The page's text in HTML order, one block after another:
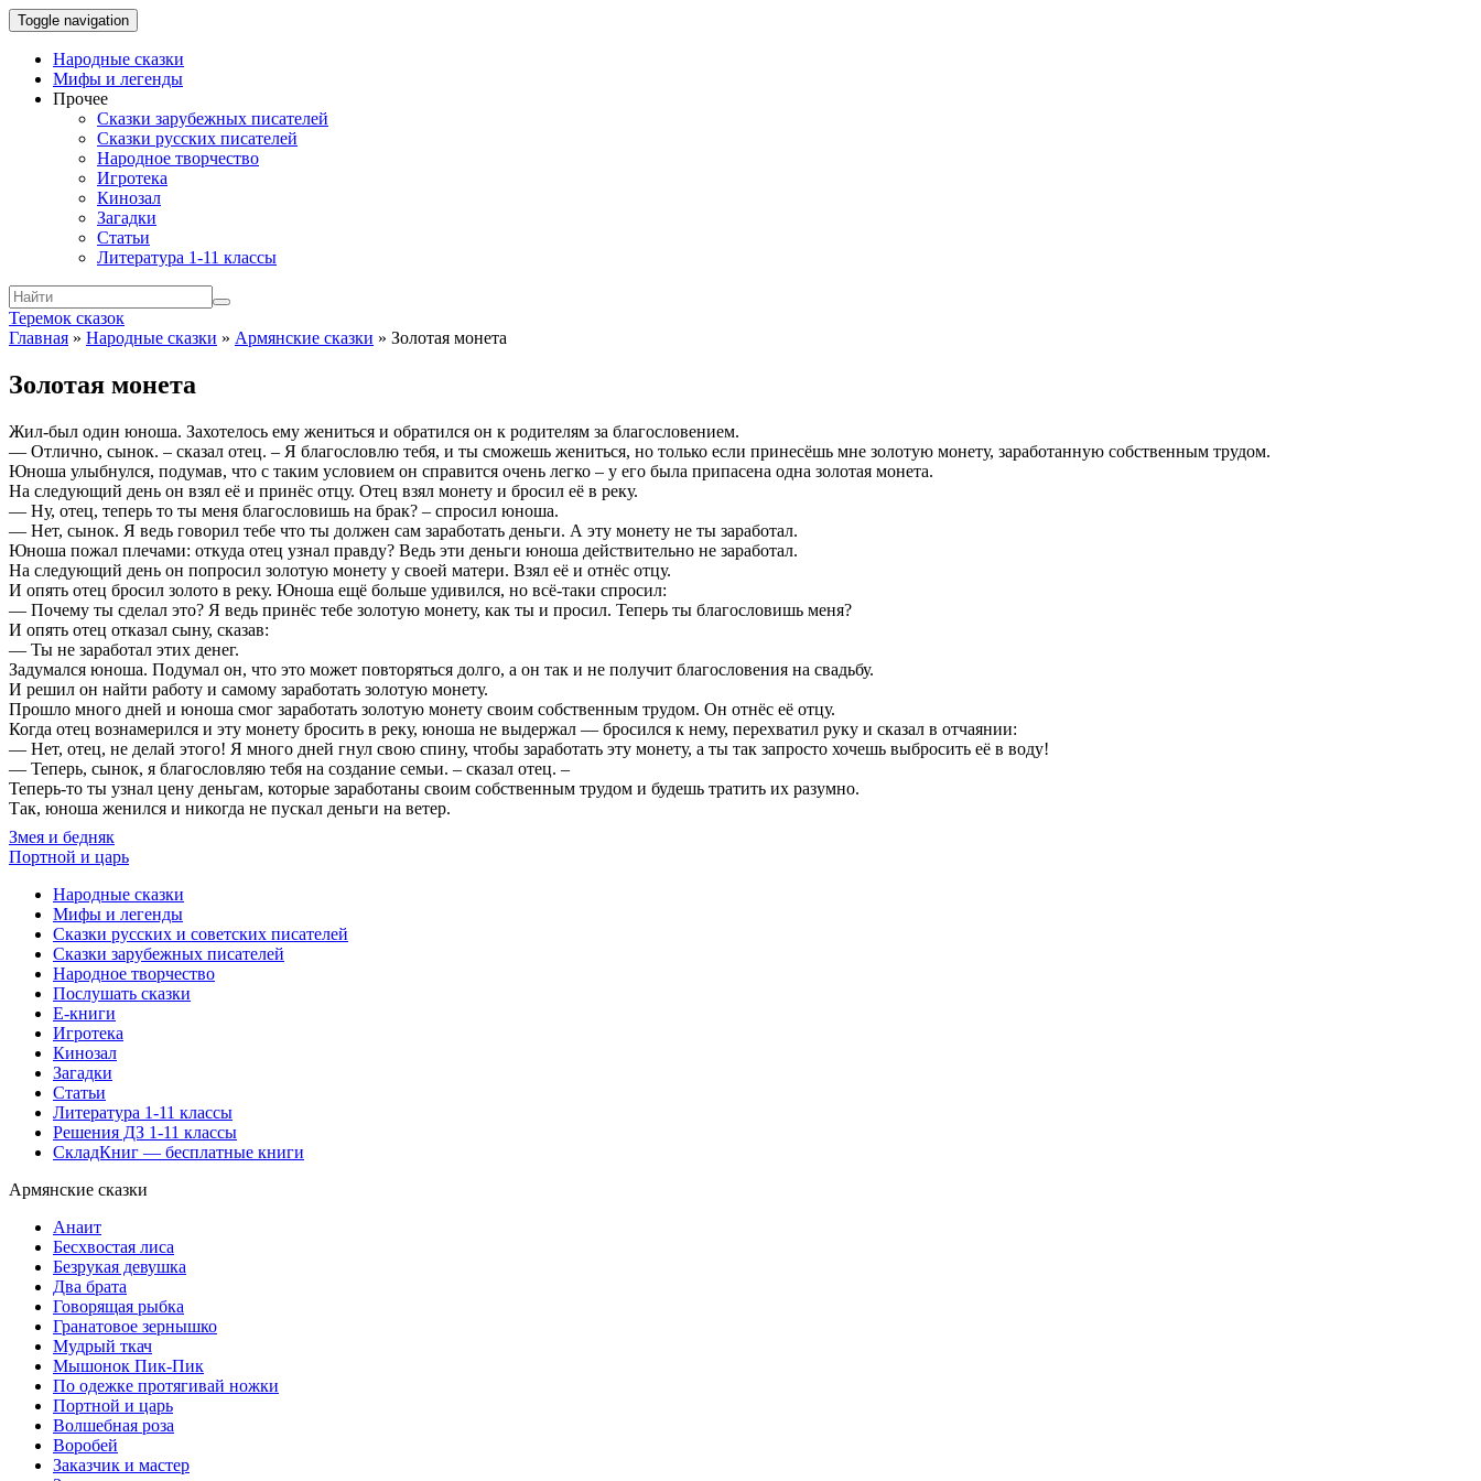
Toggle navigation
Народные сказки
Мифы и легенды
Прочее
Сказки зарубежных писателей
Сказки русских писателей
Народное творчество
Игротека
Кинозал
Загадки
Статьи
Литература 1-11 классы
Теремок сказок
Главная » Народные сказки » Армянские сказки » Золотая монета
Золотая монета
Жил-был один юноша. Захотелось ему жениться и обратился он к родителям за благословением.
— Отлично, сынок. – сказал отец. – Я благословлю тебя, и ты сможешь жениться, но только если принесёшь мне золотую монету, заработанную собственным трудом.
Юноша улыбнулся, подумав, что с таким условием он справится очень легко – у его была припасена одна золотая монета.
На следующий день он взял её и принёс отцу. Отец взял монету и бросил её в реку.
— Ну, отец, теперь то ты меня благословишь на брак? – спросил юноша.
— Нет, сынок. Я ведь говорил тебе что ты должен сам заработать деньги. А эту монету не ты заработал.
Юноша пожал плечами: откуда отец узнал правду? Ведь эти деньги юноша действительно не заработал.
На следующий день он попросил золотую монету у своей матери. Взял её и отнёс отцу.
И опять отец бросил золото в реку. Юноша ещё больше удивился, но всё-таки спросил:
— Почему ты сделал это? Я ведь принёс тебе золотую монету, как ты и просил. Теперь ты благословишь меня?
И опять отец отказал сыну, сказав:
— Ты не заработал этих денег.
Задумался юноша. Подумал он, что это может повторяться долго, а он так и не получит благословения на свадьбу.
И решил он найти работу и самому заработать золотую монету.
Прошло много дней и юноша смог заработать золотую монету своим собственным трудом. Он отнёс её отцу.
Когда отец вознамерился и эту монету бросить в реку, юноша не выдержал — бросился к нему, перехватил руку и сказал в отчаянии:
— Нет, отец, не делай этого! Я много дней гнул свою спину, чтобы заработать эту монету, а ты так запросто хочешь выбросить её в воду!
— Теперь, сынок, я благословляю тебя на создание семьи. – сказал отец. –
Теперь-то ты узнал цену деньгам, которые заработаны своим собственным трудом и будешь тратить их разумно.
Так, юноша женился и никогда не пускал деньги на ветер.
Змея и бедняк
Портной и царь
Народные сказки
Мифы и легенды
Сказки русских и советских писателей
Сказки зарубежных писателей
Народное творчество
Послушать сказки
Е-книги
Игротека
Кинозал
Загадки
Статьи
Литература 1-11 классы
Решения ДЗ 1-11 классы
СкладКниг — бесплатные книги
Армянские сказки
Анаит
Бесхвостая лиса
Безрукая девушка
Два брата
Говорящая рыбка
Гранатовое зернышко
Мудрый ткач
Мышонок Пик-Пик
По одежке протягивай ножки
Портной и царь
Волшебная роза
Воробей
Заказчик и мастер